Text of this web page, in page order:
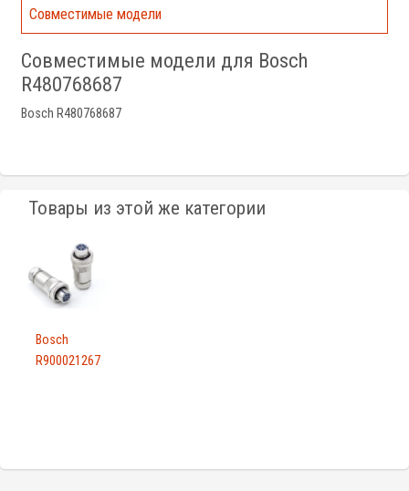
Совместимые модели
Совместимые модели для Bosch
R480768687
Bosch R480768687
Товары из этой же категории
Bosch
R900021267